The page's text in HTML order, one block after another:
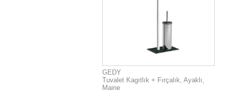
GEDY
Tuvalet Kagıtlık + Fırçalık, Ayaklı,
Maine